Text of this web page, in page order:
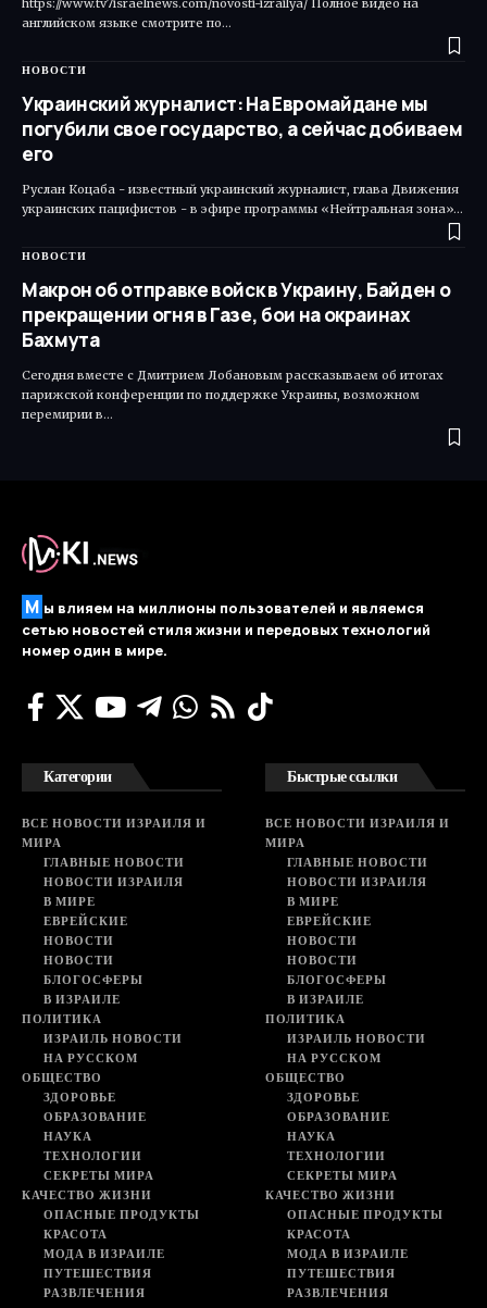
https://www.tv7israelnews.com/novosti-izrailya/ Полное видео на
английском языке смотрите по…
НОВОСТИ
Украинский журналист: На Евромайдане мы
погубили свое государство, а сейчас добиваем
его
Руслан Коцаба - известный украинский журналист, глава Движения
украинских пацифистов - в эфире программы «Нейтральная зона»…
НОВОСТИ
Макрон об отправке войск в Украину, Байден о
прекращении огня в Газе, бои на окраинах
Бахмута
Сегодня вместе с Дмитрием Лобановым рассказываем об итогах
парижской конференции по поддержке Украины, возможном
перемирии в…
М ы влияем на миллионы пользователей и являемся
сетью новостей стиля жизни и передовых технологий
номер один в мире.
Категории
ВСЕ НОВОСТИ ИЗРАИЛЯ И
МИРА
ГЛАВНЫЕ НОВОСТИ
НОВОСТИ ИЗРАИЛЯ
В МИРЕ
ЕВРЕЙСКИЕ
НОВОСТИ
НОВОСТИ
БЛОГОСФЕРЫ
В ИЗРАИЛЕ
ПОЛИТИКА
ИЗРАИЛЬ НОВОСТИ
НА РУССКОМ
ОБЩЕСТВО
ЗДОРОВЬЕ
ОБРАЗОВАНИЕ
НАУКА
ТЕХНОЛОГИИ
СЕКРЕТЫ МИРА
КАЧЕСТВО ЖИЗНИ
ОПАСНЫЕ ПРОДУКТЫ
КРАСОТА
МОДА В ИЗРАИЛЕ
ПУТЕШЕСТВИЯ
РАЗВЛЕЧЕНИЯ
Быстрые ссылки
ВСЕ НОВОСТИ ИЗРАИЛЯ И
МИРА
ГЛАВНЫЕ НОВОСТИ
НОВОСТИ ИЗРАИЛЯ
В МИРЕ
ЕВРЕЙСКИЕ
НОВОСТИ
НОВОСТИ
БЛОГОСФЕРЫ
В ИЗРАИЛЕ
ПОЛИТИКА
ИЗРАИЛЬ НОВОСТИ
НА РУССКОМ
ОБЩЕСТВО
ЗДОРОВЬЕ
ОБРАЗОВАНИЕ
НАУКА
ТЕХНОЛОГИИ
СЕКРЕТЫ МИРА
КАЧЕСТВО ЖИЗНИ
ОПАСНЫЕ ПРОДУКТЫ
КРАСОТА
МОДА В ИЗРАИЛЕ
ПУТЕШЕСТВИЯ
РАЗВЛЕЧЕНИЯ